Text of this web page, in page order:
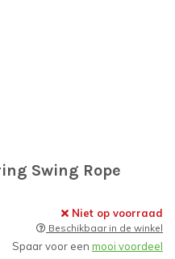
Swing Rope
Niet op voorraad
Beschikbaar in de winkel
Spaar voor een mooi voordeel